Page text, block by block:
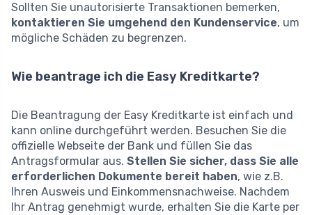
Sollten Sie unautorisierte Transaktionen bemerken,
kontaktieren Sie umgehend den Kundenservice, um
mögliche Schäden zu begrenzen.
Wie beantrage ich die Easy Kreditkarte?
Die Beantragung der Easy Kreditkarte ist einfach und
kann online durchgeführt werden. Besuchen Sie die
offizielle Webseite der Bank und füllen Sie das
Antragsformular aus. Stellen Sie sicher, dass Sie alle
erforderlichen Dokumente bereit haben, wie z.B.
Ihren Ausweis und Einkommensnachweise. Nachdem
Ihr Antrag genehmigt wurde, erhalten Sie die Karte per